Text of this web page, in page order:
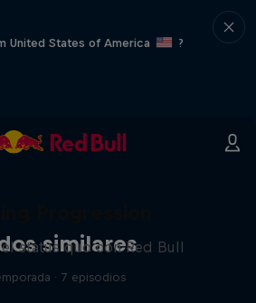
United States of America
?
similares
status quo con Red Bull
· 7 episodios